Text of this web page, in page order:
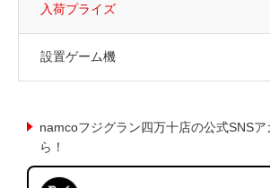
入荷プライズ
設置ゲーム機
namcoフジグラン四万十店の公式SNS
ら！